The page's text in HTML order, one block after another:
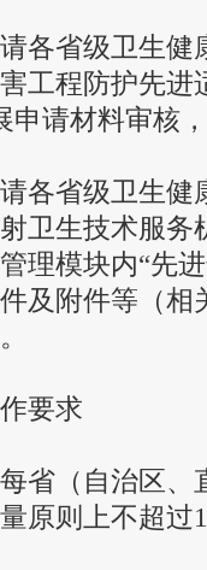
省级卫生健
工程防护先进
申请材料审核
省级卫生健
卫生技术服务
理模块内“先
及附件等（相
要求
（自治区、
原则上不超过